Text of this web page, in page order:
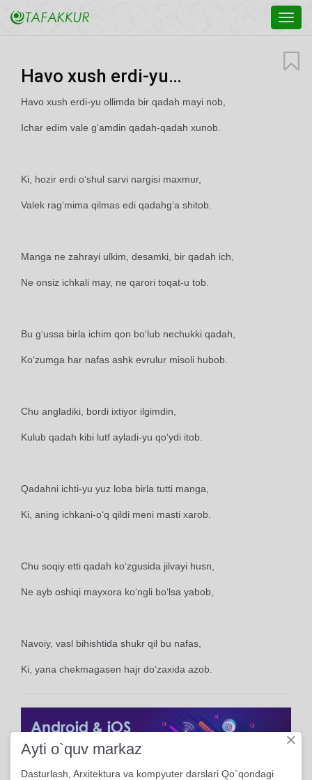
Havo xush erdi-yu…
Havo xush erdi-yu ollimda bir qadah mayi nob,
Ichar edim vale g‘amdin qadah-qadah xunob.
Ki, hozir erdi o‘shul sarvi nargisi maxmur,
Valek rag‘mima qilmas edi qadahg‘a shitob.
Manga ne zahrayi ulkim, desamki, bir qadah ich,
Ne onsiz ichkali may, ne qarori toqat-u tob.
Bu g‘ussa birla ichim qon bo‘lub nechukki qadah,
Ko‘zumga har nafas ashk evrulur misoli hubob.
Chu angladiki, bordi ixtiyor ilgimdin,
Kulub qadah kibi lutf ayladi-yu qo‘ydi itob.
Qadahni ichti-yu yuz loba birla tutti manga,
Ki, aning ichkani-o‘q qildi meni masti xarob.
Chu soqiy etti qadah ko‘zgusida jilvayi husn,
Ne ayb oshiqi mayxora ko‘ngli bo‘lsa yabob,
Navoiy, vasl bihishtida shukr qil bu nafas,
Ki, yana chekmagasen hajr do‘zaxida azob.
×
Ayti o`quv markaz
Dasturlash, Arxitektura va kompyuter darslari Qo`qondagi